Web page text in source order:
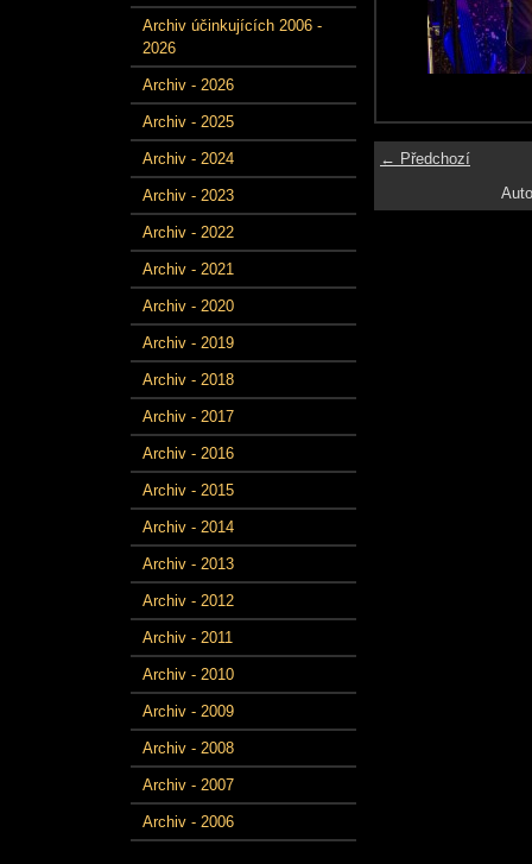
Archiv účinkujících 2006 -
2026
Archiv - 2026
Archiv - 2025
Archiv - 2024
Archiv - 2023
Archiv - 2022
Archiv - 2021
Archiv - 2020
Archiv - 2019
Archiv - 2018
Archiv - 2017
Archiv - 2016
Archiv - 2015
Archiv - 2014
Archiv - 2013
Archiv - 2012
Archiv - 2011
Archiv - 2010
Archiv - 2009
Archiv - 2008
Archiv - 2007
Archiv - 2006
← Předchozí